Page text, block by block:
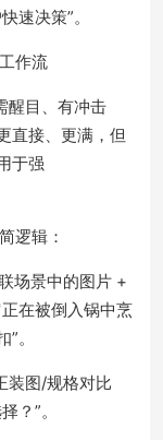
速决策”。
作流
醒目、有冲击
直接、更满，但
于强
逻辑：
场景中的图片 +
在被倒入锅中烹
。
装图/规格对比
？”。